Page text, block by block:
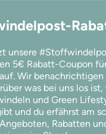
unsere
5€ Rabatt-Coupon
Wir benachrichtigen
was bei uns los ist,
und Green
und du erfährst am
Rabatten